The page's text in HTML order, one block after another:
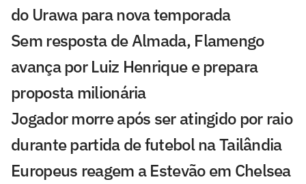
do Urawa para nova temporada
Sem resposta de Almada, Flamengo
avança por Luiz Henrique e prepara
proposta milionária
Jogador morre após ser atingido por raio
durante partida de futebol na Tailândia
Europeus reagem a Estevão em Chelsea